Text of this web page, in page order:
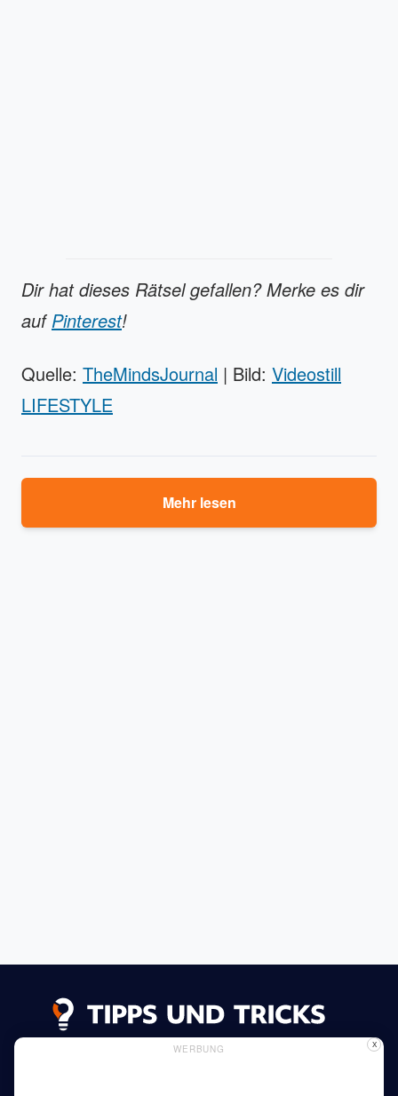
Dir hat dieses Rätsel gefallen? Merke es dir
aufPinterest!
Quelle: TheMindsJournal | Bild: Videostill
LIFESTYLE
Mehr lesen
WERBUNG X